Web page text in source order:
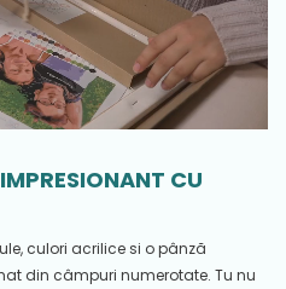
CU
culori acrilice si o pânză
din câmpuri numerotate. Tu nu